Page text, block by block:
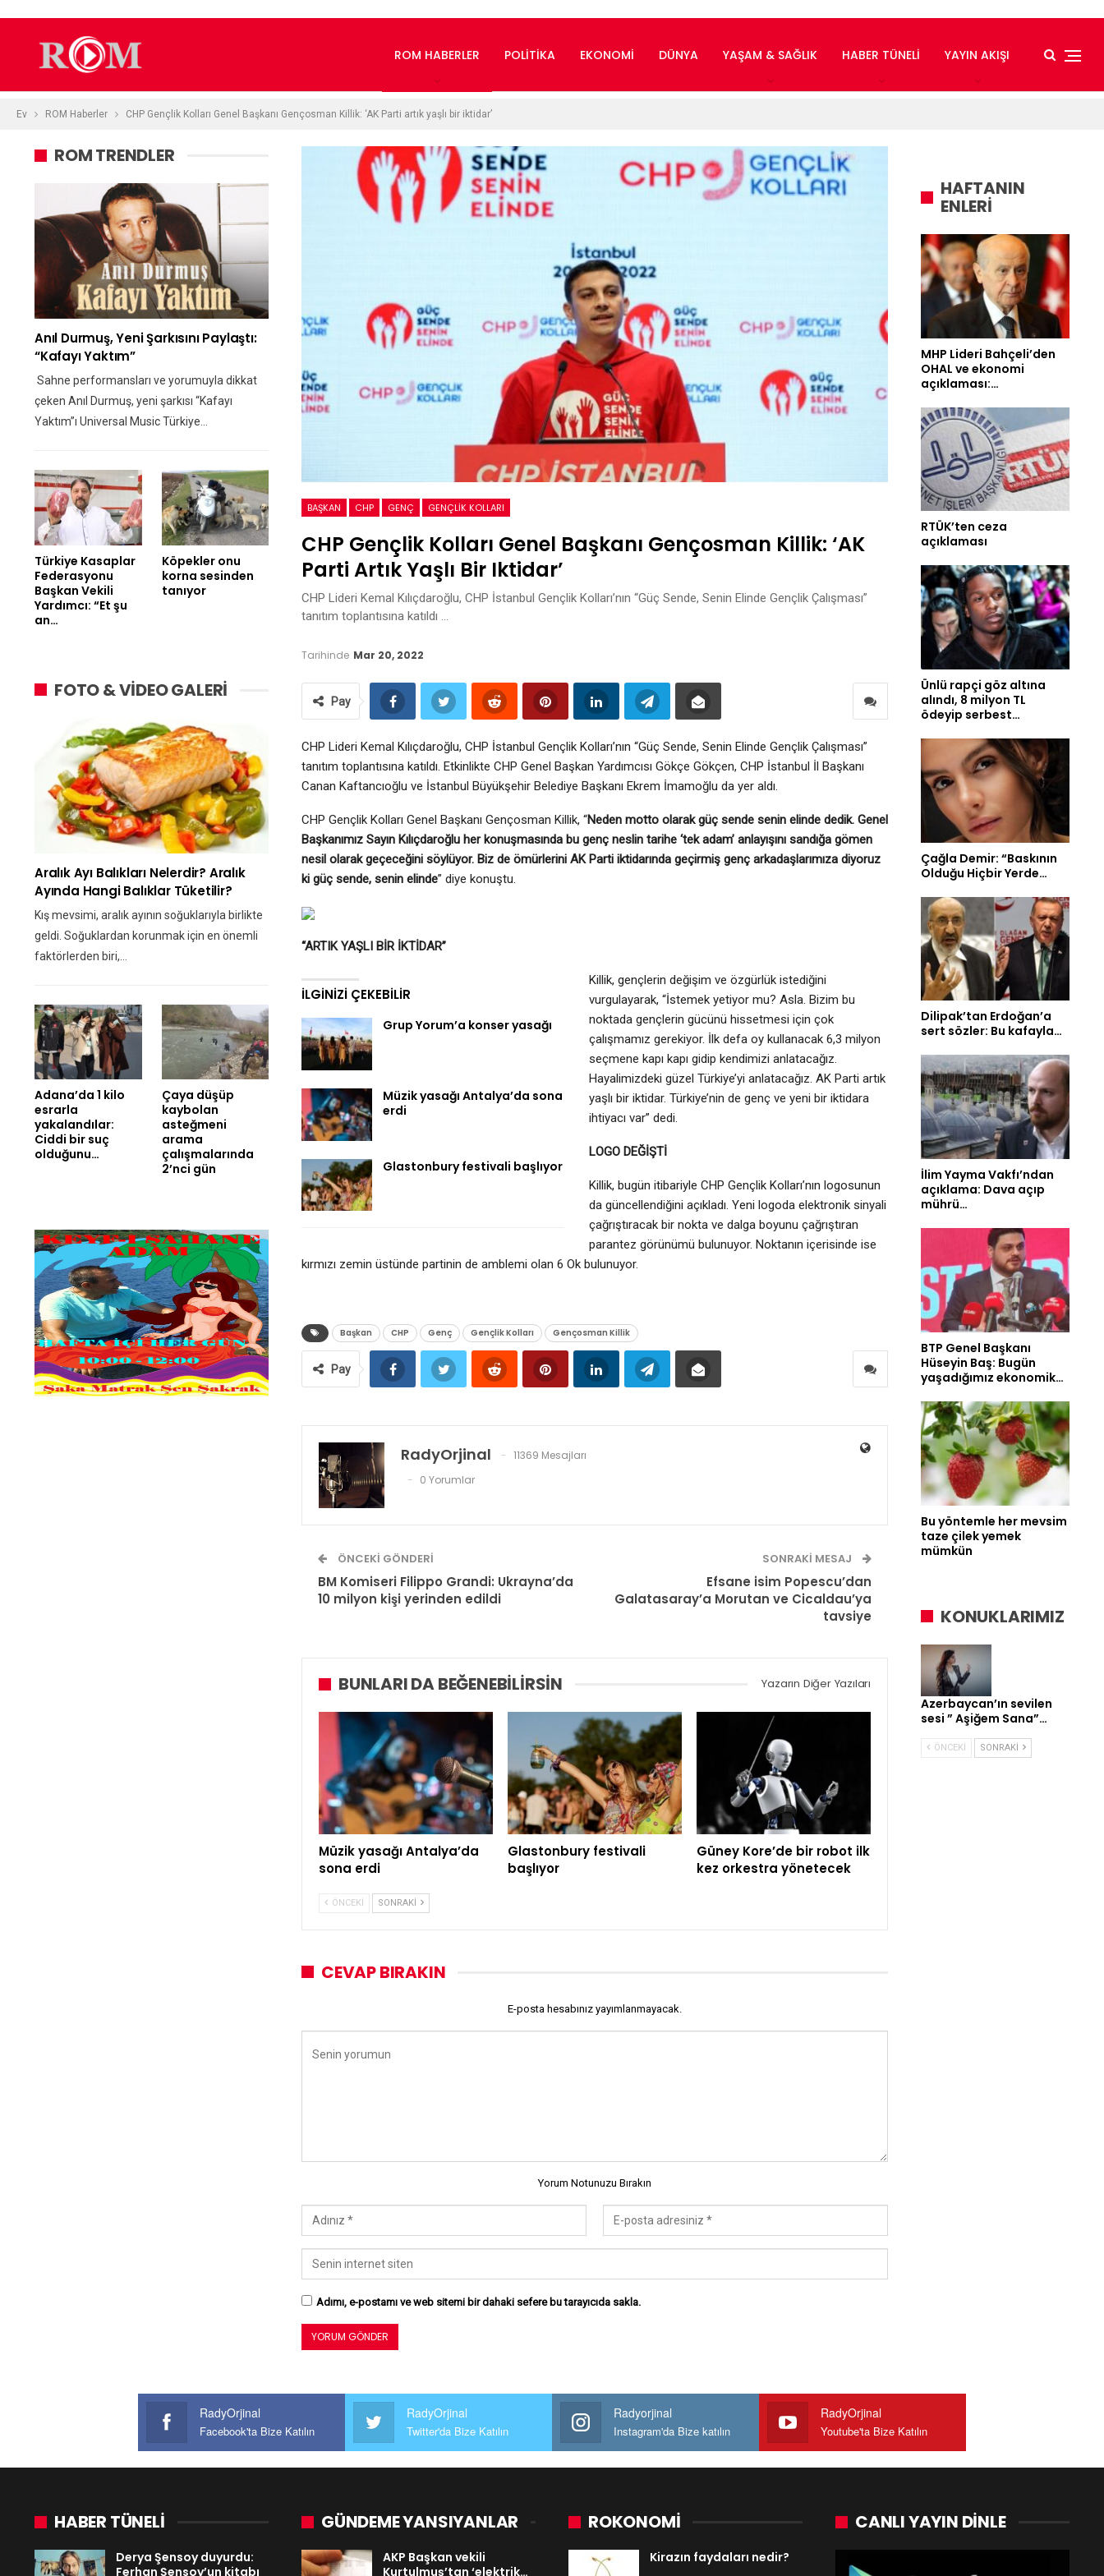
ROM HABERLER POLITIKA EKONOMI DÜNYA YAŞAM & SAĞLIK HABER TÜNELI YAYIN AKIŞI
Ev ROM Haberler CHP Gençlik Kolları Genel Başkanı Gençosman Killik: ‘AK Parti artık yaşlı bir iktidar’
BAŞKAN CHP GENÇ GENÇLIK KOLLARI
CHP Gençlik Kolları Genel Başkanı Gençosman Killik: ‘AK
Parti Artık Yaşlı Bir Iktidar’
CHP Lideri Kemal Kılıçdaroğlu, CHP İstanbul Gençlik Kolları’nın “Güç Sende, Senin Elinde Gençlik Çalışması”
tanıtım toplantısına katıldı …
Tarihinde Mar 20, 2022
Pay
CHP Lideri Kemal Kılıçdaroğlu, CHP İstanbul Gençlik Kolları’nın “Güç Sende, Senin Elinde Gençlik Çalışması”
tanıtım toplantısına katıldı. Etkinlikte CHP Genel Başkan Yardımcısı Gökçe Gökçen, CHP İstanbul İl Başkanı
Canan Kaftancıoğlu ve İstanbul Büyükşehir Belediye Başkanı Ekrem İmamoğlu da yer aldı.
CHP Gençlik Kolları Genel Başkanı Gençosman Killik, “Neden motto olarak güç sende senin elinde dedik. Genel
Başkanımız Sayın Kılıçdaroğlu her konuşmasında bu genç neslin tarihe ‘tek adam’ anlayışını sandığa gömen
nesil olarak geçeceğini söylüyor. Biz de ömürlerini AK Parti iktidarında geçirmiş genç arkadaşlarımıza diyoruz
ki güç sende, senin elinde” diye konuştu.
“ARTIK YAŞLI BİR İKTİDAR”
İLGINIZI ÇEKEBILIR
Grup Yorum’a konser yasağı
Müzik yasağı Antalya’da sona
erdi
Glastonbury festivali başlıyor
Killik, gençlerin değişim ve özgürlük istediğini
vurgulayarak, “İstemek yetiyor mu? Asla. Bizim bu
noktada gençlerin gücünü hissetmesi için çok
çalışmamız gerekiyor. İlk defa oy kullanacak 6,3 milyon
seçmene kapı kapı gidip kendimizi anlatacağız.
Hayalimizdeki güzel Türkiye’yi anlatacağız. AK Parti artık
yaşlı bir iktidar. Türkiye’nin de genç ve yeni bir iktidara
ihtiyacı var” dedi.
LOGO DEĞİŞTİ
Killik, bugün itibariyle CHP Gençlik Kolları’nın logosunun
da güncellendiğini açıkladı. Yeni logoda elektronik sinyali
çağrıştıracak bir nokta ve dalga boyunu çağrıştıran
parantez görünümü bulunuyor. Noktanın içerisinde ise
kırmızı zemin üstünde partinin de amblemi olan 6 Ok bulunuyor.
Başkan CHP Genç Gençlik Kolları Gençosman Killik
Pay
RadyOrjinal
11369 Mesajları
0 Yorumlar
ÖNCEKI GÖNDERI
BM Komiseri Filippo Grandi: Ukrayna’da
10 milyon kişi yerinden edildi
SONRAKI MESAJ
Efsane isim Popescu’dan
Galatasaray’a Morutan ve Cicaldau’ya
tavsiye
BUNLARI DA BEĞENEBILIRSIN Yazarın Diğer Yazıları
Müzik yasağı Antalya’da
sona erdi
Glastonbury festivali
başlıyor
Güney Kore’de bir robot ilk
kez orkestra yönetecek
ÖNCEKI SONRAKI
CEVAP BIRAKIN
E-posta hesabınız yayımlanmayacak.
Yorum Notunuzu Bırakın
Adımı, e-postamı ve web sitemi bir dahaki sefere bu tarayıcıda sakla.
ROM TRENDLER
Anıl Durmuş, Yeni Şarkısını Paylaştı:
“Kafayı Yaktım”
Sahne performansları ve yorumuyla dikkat
çeken Anıl Durmuş, yeni şarkısı “Kafayı
Yaktım”ı Universal Music Türkiye…
Türkiye Kasaplar
Federasyonu
Başkan Vekili
Yardımcı: “Et şu
an…
Köpekler onu
korna sesinden
tanıyor
FOTO & VİDEO GALERİ
Aralık Ayı Balıkları Nelerdir? Aralık
Ayında Hangi Balıklar Tüketilir?
Kış mevsimi, aralık ayının soğuklarıyla birlikte
geldi. Soğuklardan korunmak için en önemli
faktörlerden biri,…
Adana’da 1 kilo
esrarla
yakalandılar:
Ciddi bir suç
olduğunu…
Çaya düşüp
kaybolan
asteğmeni
arama
çalışmalarında
2’nci gün
HAFTANIN
ENLERİ
MHP Lideri Bahçeli’den
OHAL ve ekonomi
açıklaması:…
RTÜK’ten ceza
açıklaması
Ünlü rapçi göz altına
alındı, 8 milyon TL
ödeyip serbest…
Çağla Demir: “Baskının
Olduğu Hiçbir Yerde…
Dilipak’tan Erdoğan’a
sert sözler: Bu kafayla…
İlim Yayma Vakfı’ndan
açıklama: Dava açıp
mührü…
BTP Genel Başkanı
Hüseyin Baş: Bugün
yaşadığımız ekonomik…
Bu yöntemle her mevsim
taze çilek yemek
mümkün
KONUKLARIMIZ
Azerbaycan’ın sevilen
sesi ” Aşiğem Sana”…
ÖNCEKI SONRAKI
RadyOrjinal
Facebook'ta Bize Katılın
RadyOrjinal
Twitter'da Bize Katılın
Radyorjinal
Instagram'da Bize katılın
RadyOrjinal
Youtube'ta Bize Katılın
HABER TÜNELİ
Derya Şensoy duyurdu:
Ferhan Şensoy’un kitabı
GÜNDEME YANSIYANLAR
AKP Başkan vekili
Kurtulmuş’tan ‘elektrik…
ROKONOMİ
Kirazın faydaları nedir?
CANLI YAYIN DINLE